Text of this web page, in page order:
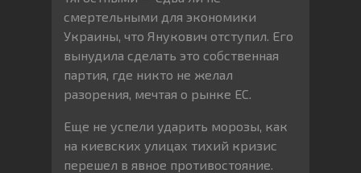
смертельными для экономики
Украины, что Янукович отступил. Его
вынудила сделать это собственная
партия, где никто не желал
разорения, мечтая о рынке ЕС.
Еще не успели ударить морозы, как
на киевских улицах тихий кризис
перешел в явное противостояние.